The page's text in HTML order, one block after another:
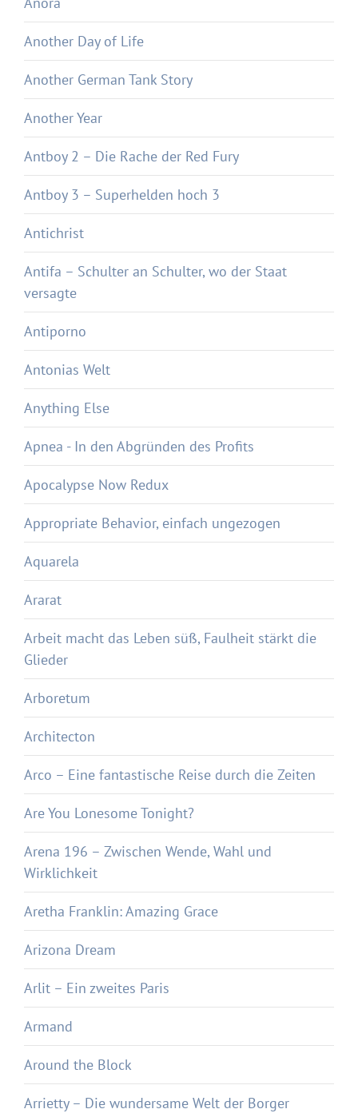
Another Day of Life
Another German Tank Story
Another Year
Antboy 2 – Die Rache der Red Fury
Antboy 3 – Superhelden hoch 3
Antichrist
Antifa – Schulter an Schulter, wo der Staat
versagte
Antiporno
Antonias Welt
Anything Else
Apnea - In den Abgründen des Profits
Apocalypse Now Redux
Appropriate Behavior, einfach ungezogen
Aquarela
Ararat
Arbeit macht das Leben süß, Faulheit stärkt die
Glieder
Arboretum
Architecton
Arco – Eine fantastische Reise durch die Zeiten
Are You Lonesome Tonight?
Arena 196 – Zwischen Wende, Wahl und
Wirklichkeit
Aretha Franklin: Amazing Grace
Arizona Dream
Arlit – Ein zweites Paris
Armand
Around the Block
Arrietty – Die wundersame Welt der Borger